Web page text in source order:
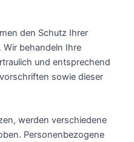
den Schutz Ihrer
behandeln Ihre
und entsprechend
sowie dieser
werden verschiedene
Personenbezogene